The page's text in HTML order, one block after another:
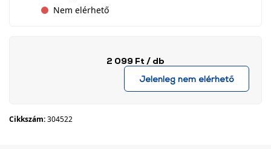
Nem elérhető
2 099 Ft / db
Jelenleg nem elérhető
Cikkszám:304522